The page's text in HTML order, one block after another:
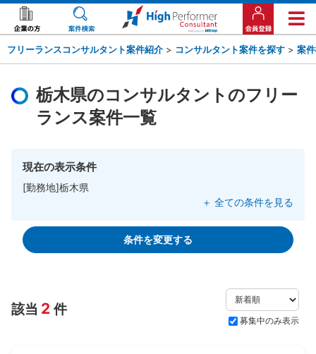
フリーランスコンサルタント案件紹介 > コンサルタント案件を探す > 案
栃木県のコンサルタントのフリー
ランス案件一覧
現在の表示条件
[勤務地]栃木県
＋ 全ての条件を見る
条件を変更する
該当 2 件
募集中のみ表示